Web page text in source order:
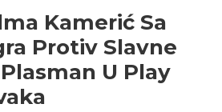
Kamerić Sa
Protiv Slavne
U Play